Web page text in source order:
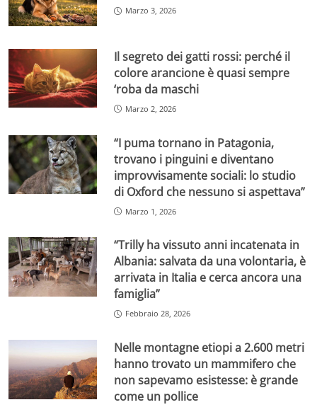
Marzo 3, 2026
Il segreto dei gatti rossi: perché il
colore arancione è quasi sempre
‘roba da maschi
Marzo 2, 2026
“I puma tornano in Patagonia,
trovano i pinguini e diventano
improvvisamente sociali: lo studio
di Oxford che nessuno si aspettava”
Marzo 1, 2026
“Trilly ha vissuto anni incatenata in
Albania: salvata da una volontaria, è
arrivata in Italia e cerca ancora una
famiglia”
Febbraio 28, 2026
Nelle montagne etiopi a 2.600 metri
hanno trovato un mammifero che
non sapevamo esistesse: è grande
come un pollice